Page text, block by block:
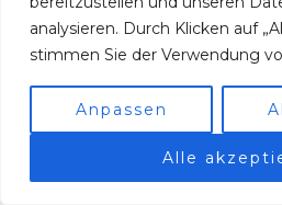
analysieren. Durch Klicken auf
stimmen Sie der Verwendung
Anpassen
Alle
Mit jahrzehntelanger
Industriezaunbaus planen
individuelle Konzepte, die
gerecht werden. Egal, ob